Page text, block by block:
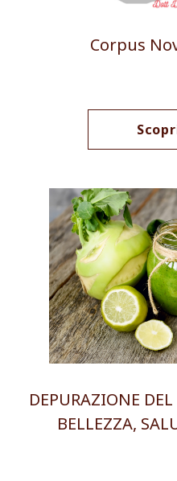
Corpus
DEPURAZIONE
BELLEZZA,